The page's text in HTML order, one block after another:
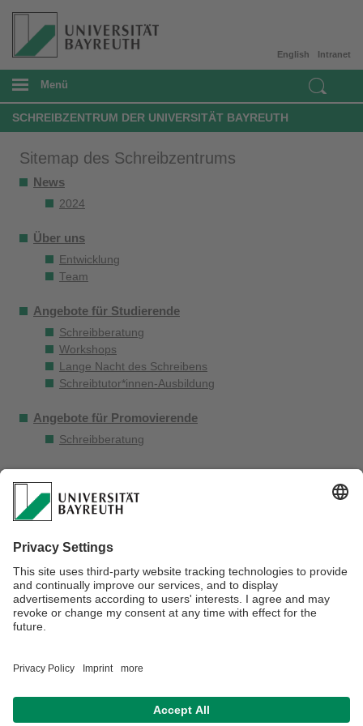
Intranet
English
Menü
SCHREIBZENTRUM DER UNIVERSITÄT BAYREUTH
Sitemap des Schreibzentrums
News
2024
Über uns
Entwicklung
Team
Angebote für Studierende
Schreibberatung
Workshops
Lange Nacht des Schreibens
Schreibtutor*innen-Ausbildung
Angebote für Promovierende
Schreibberatung
Angebote für Lehrende
Beratung
Infomaterialien zu unseren Angeboten
Serviceangebote
Kontakt & Anfahrt